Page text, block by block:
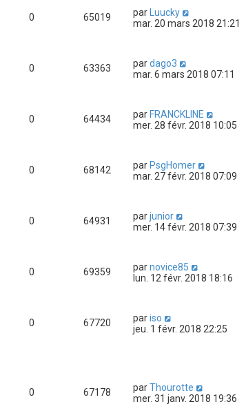
0 65019 par
Luucky
mar. 20 mars 2018 21:21
0 63363 pardago3
mar. 6 mars 2018 07:11
0 64434 par FRANCKLINE
mer. 28 févr. 2018 10:05
0 68142 par PsgHomer
mar. 27 févr. 2018 07:09
0 64931 parjunior
mer. 14 févr. 2018 07:39
0 69359 parnovice85
lun. 12 févr. 2018 18:16
0 67720 pariso
jeu. 1 févr. 2018 22:25
0 67178 parThourotte
mer. 31 janv. 2018 19:36